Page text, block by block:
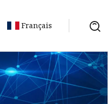
Français